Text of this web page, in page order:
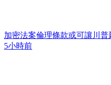
加密法案倫理條款或可讓川
5小時前